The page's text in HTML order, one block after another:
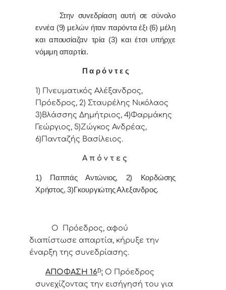
Στην συvεδρίαση αυτή σε σύνολο
εννέα (9) μελών ήταv παρόvτα έξι (6) μέλη
και απουσίαζαν τρία (3) και έτσι υπήρχε
vόμιμη απαρτία.
Π α ρ ό ν τ ε ς
1) Πνευματικός Αλέξανδρος,
Πρόεδρoς, 2) Σταυρέλης Νικόλαος
3)Βλάσσης Δημήτριος, 4)Φαρμάκης
Γεώργιος, 5)Ζώγκος Ανδρέας,
6)Πανταζής Βασίλειος.
Α π ό ν τ ε ς
1) Παππάς Αντώνιος, 2) Κορδώσης
Χρήστος, 3)Γκουργιώτης Αλεξανδρος.
Ο Πρόεδρος, αφού
διαπίστωσε απαρτία, κήρυξε την
έναρξη της συνεδρίασης.
ΑΠΟΦΑΣΗ 16η: Ο Πρόεδρος
συνεχίζοντας την εισήγησή του για